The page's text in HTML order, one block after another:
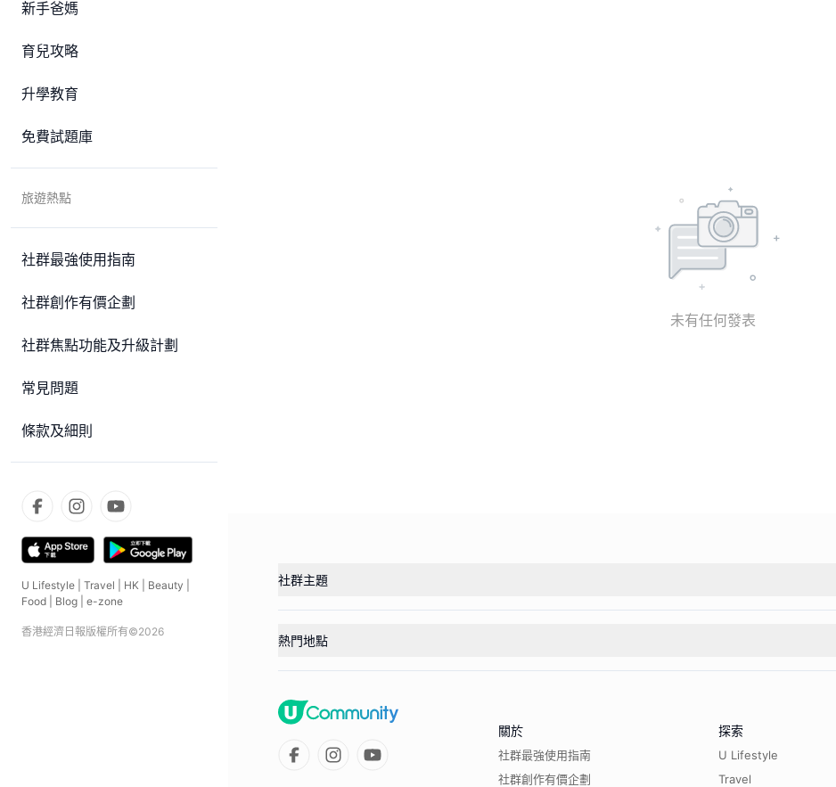
新手爸媽
育兒攻略
升學教育
免費試題庫
旅遊熱點
社群最強使用指南
社群創作有價企劃
社群焦點功能及升級計劃
常見問題
條款及細則
U Lifestyle Travel HK Beauty
Food
Blog e-zone
香港經濟日報版權所有©2026
未有任何發表
社群主題
熱門地點
關於
社群最強使用指南
社群創作有價企劃
探索
U Lifestyle
Travel